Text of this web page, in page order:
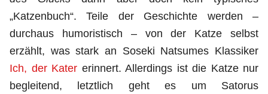
„Katzenbuch“. Teile der Geschichte werden –
durchaus humoristisch – von der Katze selbst
erzählt, was stark an Soseki Natsumes Klassiker
Ich, der Kater erinnert. Allerdings ist die Katze nur
begleitend, letztlich geht es um Satorus